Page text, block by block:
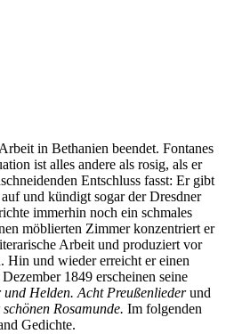
in Bethanien beendet. Fontanes
ist alles andere als rosig, als er
Entschluss fasst: Er gibt
und kündigt sogar der Dresdner
immerhin noch ein schmales
möblierten Zimmer konzentriert er
Arbeit und produziert vor
Hin und wieder erreicht er einen
1849 erscheinen seine
und Helden. Acht Preußenliederund
schönen Rosamunde. Im folgenden
Gedichte.